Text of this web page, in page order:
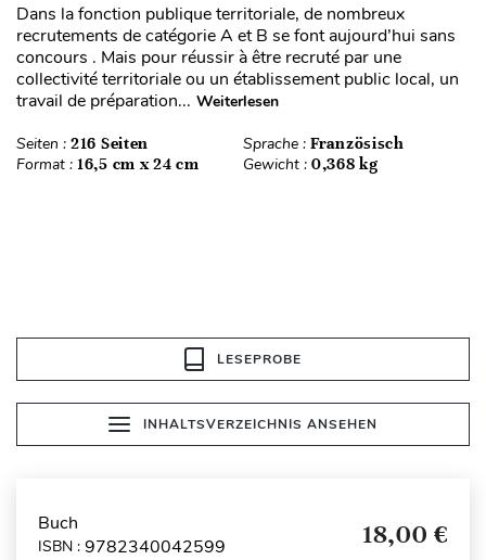
Dans la fonction publique territoriale, de nombreux
recrutements de catégorie A et B se font aujourd’hui sans
concours . Mais pour réussir à être recruté par une
collectivité territoriale ou un établissement public local, un
travail de préparation... Weiterlesen
Seiten : 216 Seiten Sprache : Französisch
Format : 16,5 cm x 24 cm Gewicht : 0,368 kg
LESEPROBE
INHALTSVERZEICHNIS ANSEHEN
Buch
ISBN : 9782340042599 18,00 €